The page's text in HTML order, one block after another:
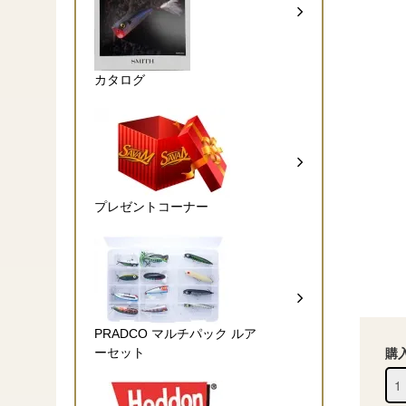
購
カタログ
プレゼントコーナー
PRADCO マルチパック ルア
ーセット